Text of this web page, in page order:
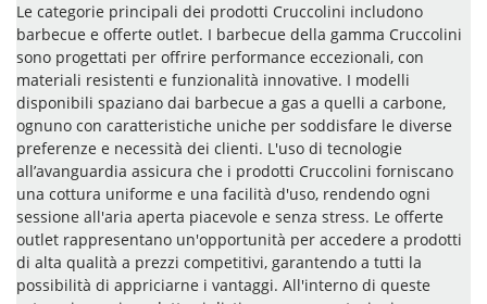
Le categorie principali dei prodotti Cruccolini includono
barbecue e offerte outlet. I barbecue della gamma Cruccolini
sono progettati per offrire performance eccezionali, con
materiali resistenti e funzionalità innovative. I modelli
disponibili spaziano dai barbecue a gas a quelli a carbone,
ognuno con caratteristiche uniche per soddisfare le diverse
preferenze e necessità dei clienti. L'uso di tecnologie
all’avanguardia assicura che i prodotti Cruccolini forniscano
una cottura uniforme e una facilità d'uso, rendendo ogni
sessione all'aria aperta piacevole e senza stress. Le offerte
outlet rappresentano un'opportunità per accedere a prodotti
di alta qualità a prezzi competitivi, garantendo a tutti la
possibilità di appriciarne i vantaggi. All'interno di queste